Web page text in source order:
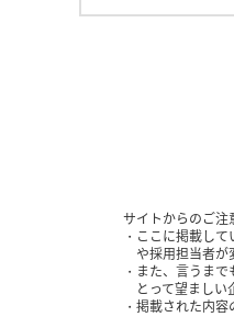
サイトからのご注
ここに掲載し
や採用担当者が
また、言うま
とって望ましい
掲載された内容